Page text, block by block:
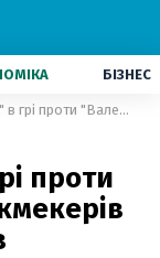
БІЗНЕС
Які шанси у "Челсі" в грі проти "Валенсії": прогноз букмекерів на матч Ліги чемпіонів
проти